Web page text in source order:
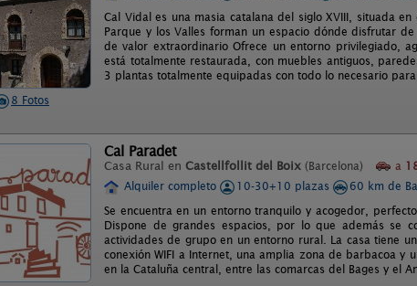
8 Fotos
Cal Vidal es una masia catalana del siglo XVIII, situada
Parque y los Valles forman un espacio dónde disfrutar
de valor extraordinario Ofrece un entorno privilegiado,
está totalmente restaurada, con muebles antiguos,
3 plantas totalmente equipadas con todo lo necesario
Cal Paradet
Casa Rural en Castellfollit del Boix (Barcelona) a
Alquiler completo
10-30+10 plazas
60 km de
Se encuentra en un entorno tranquilo y acogedor,
Dispone de grandes espacios, por lo que además se
actividades de grupo en un entorno rural. La casa tiene
conexión WIFI a Internet, una amplia zona de barbacoa
en la Cataluña central, entre las comarcas del Bages y el